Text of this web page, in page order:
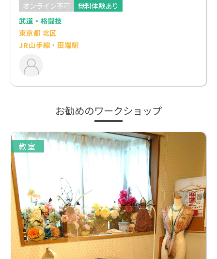
オンライン不可
無料体験あり
武道・格闘技
東京都 北区
JR山手線・田端駅
お勧めのワークショップ
教室